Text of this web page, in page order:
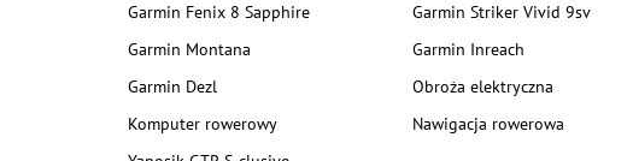
Garmin Fenix 8 Sapphire Garmin Striker Vivid 9sv
Garmin Montana
Garmin Inreach
Garmin Dezl
Obroża elektryczna
Komputer rowerowy
Nawigacja rowerowa